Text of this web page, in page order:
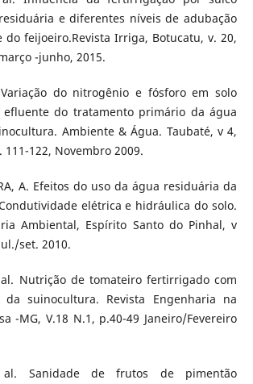
e diferentes níveis de adubação
feijoeiro.Revista Irriga, Botucatu, v. 20,
-junho, 2015.
Variação do nitrogênio e fósforo em solo
do tratamento primário da água
Ambiente & Água. Taubaté, v 4,
111-122, Novembro 2009.
A. Efeitos do uso da água residuária da
elétrica e hidráulica do solo.
Ambiental, Espírito Santo do Pinhal, v
set. 2010.
al. Nutrição de tomateiro fertirrigado com
suinocultura. Revista Engenharia na
-MG, V.18 N.1, p.40-49 Janeiro/Fevereiro
Sanidade de frutos de pimentão